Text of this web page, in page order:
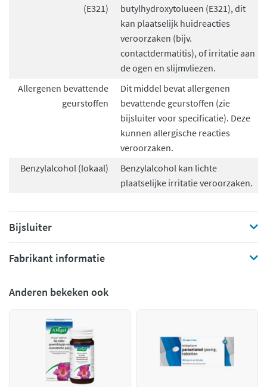
(E321)
butylhydroxytolueen (E321), dit
kan plaatselijk huidreacties
veroorzaken (bijv.
contactdermatitis), of irritatie aan
de ogen en slijmvliezen.
Allergenen bevattende
geurstoffen
Dit middel bevat allergenen
bevattende geurstoffen (zie
bijsluiter voor specificatie). Deze
kunnen allergische reacties
veroorzaken.
Benzylalcohol (lokaal)
Benzylalcohol kan lichte
plaatselijke irritatie veroorzaken.
Bijsluiter
Fabrikant informatie
Anderen bekeken ook